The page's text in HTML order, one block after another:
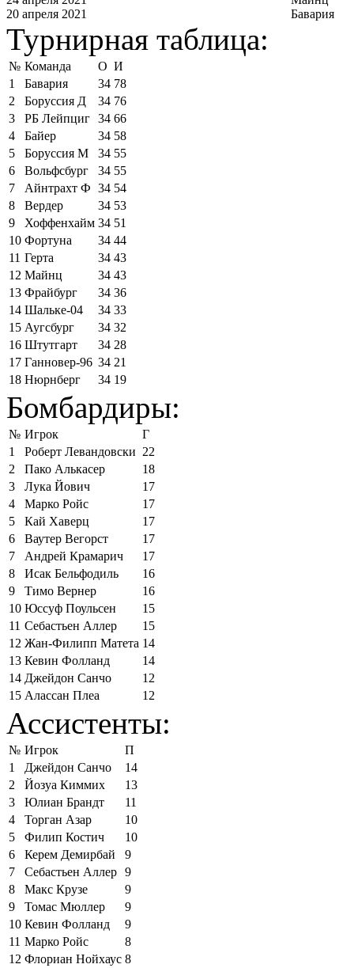
20 апреля 2021
Бавария
Турнирная таблица:
№ Команда О И
1
Бавария 34 78
2
Боруссия Д 34 76
3
РБ Лейпциг 34 66
4
Байер 34 58
5
Боруссия М 34 55
6
Вольфсбург 34 55
7
Айнтрахт Ф 34 54
8
Вердер 34 53
9
Хоффенхайм 34 51
10 Фортуна 34 44
11 Герта 34 43
12 Майнц 34 43
13 Фрайбург 34 36
14 Шальке-04 34 33
15 Аугсбург 34 32
16 Штутгарт 34 28
17 Ганновер-96 34 21
18 Нюрнберг 34 19
Бомбардиры:
№ Игрок
Г
1
Роберт Левандовски 22
2
Пако Алькасер
18
3
Лука Йович
17
4
Марко Ройс
17
5
Кай Хаверц
17
6
Ваутер Вегорст
17
7
Андрей Крамарич
17
8
Исак Бельфодиль
16
9
Тимо Вернер
16
10 Юссуф Поульсен
15
11 Себастьен Аллер
15
12 Жан-Филипп Матета 14
13 Кевин Фолланд
14
14 Джейдон Санчо
12
15 Алассан Плеа 12
Ассистенты:
№ Игрок
П
1
Джейдон Санчо
14
2
Йозуа Киммих
13
3
Юлиан Брандт
11
4
Торган Азар
10
5
Филип Костич
10
6
Керем Демирбай
9
7
Себастьен Аллер 9
8
Макс Крузе
9
9
Томас Мюллер
9
10 Кевин Фолланд
9
11 Марко Ройс
8
12 Флориан Нойхаус 8